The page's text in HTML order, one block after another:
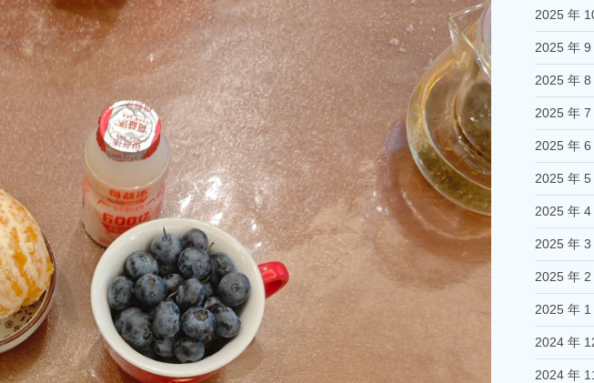
2025 年
2025 年 9
2025 年 8
2025 年 7
2025 年 6
2025 年 5
2025 年 4
2025 年 3
2025 年 2
2025 年 1
2024 年
2024 年